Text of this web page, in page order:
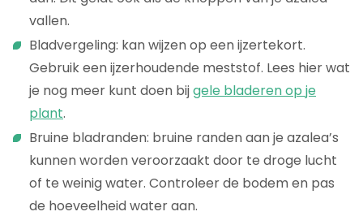
vallen.
Bladvergeling: kan wijzen op een ijzertekort.
Gebruik een ijzerhoudende meststof. Lees hier wat
je nog meer kunt doen bijgele bladeren op je
plant.
Bruine bladranden: bruine randen aan je azalea’s
kunnen worden veroorzaakt door te droge lucht
of te weinig water. Controleer de bodem en pas
de hoeveelheid water aan.